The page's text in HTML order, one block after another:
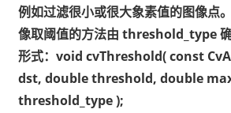
例如过滤很小或很大象素值的图像点
像取阈值的方法由 threshold_type 确
形式：void cvThreshold( const
dst, double threshold, double
threshold_type );